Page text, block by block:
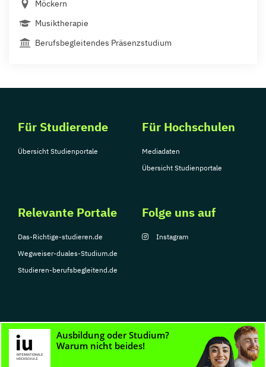
Möckern
Musiktherapie
Berufsbegleitendes Präsenzstudium
Für Studierende
Übersicht Studienportale
Für Hochschulen
Mediadaten
Übersicht Studienportale
Relevante Portale
Das-Richtige-studieren.de
Wegweiser-duales-Studium.de
Studieren-berufsbegleitend.de
Folge uns auf
Instagram
© Copyright 2026, TarGroup Media GmbH
Nutzungsbedingungen